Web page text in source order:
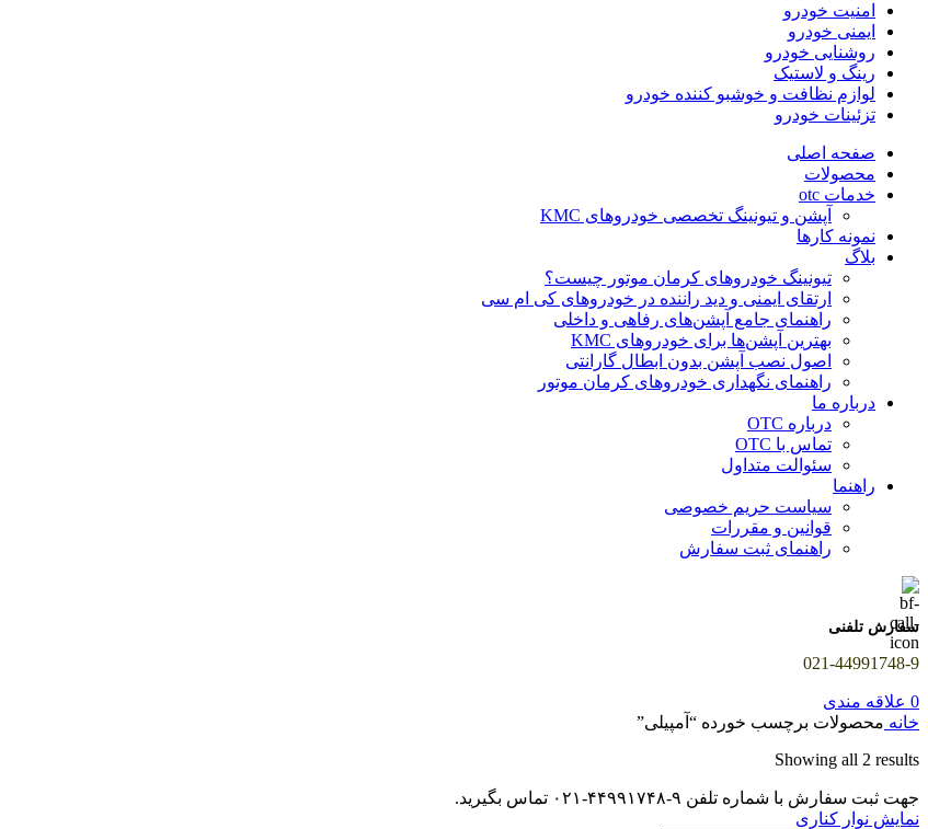
امنیت خودرو
ایمنی خودرو
روشنایی خودرو
رینگ و لاستیک
لوازم نظافت و خوشبو کننده خودرو
تزئینات خودرو
صفحه اصلی
محصولات
خدمات otc
آپشن و تیونینگ تخصصی خودروهای KMC
نمونه کارها
بلاگ
تیونینگ خودروهای کرمان موتور چیست؟
ارتقای ایمنی و دید راننده در خودروهای کی ام سی
راهنمای جامع آپشن‌های رفاهی و داخلی
بهترین آپشن‌ها برای خودروهای KMC
اصول نصب آپشن بدون ابطال گارانتی
راهنمای نگهداری خودروهای کرمان موتور
درباره ما
درباره OTC
تماس با OTC
سئوالت متداول
راهنما
سیاست حریم خصوصی
قوانین و مقررات
راهنمای ثبت سفارش
سفارش تلفنی
021-44991748-9
0 علاقه مندی
خانه محصولات برچسب خورده “آمپیلی”
Showing all 2 results
جهت ثبت سفارش با شماره تلفن ۹-۴۴۹۹۱۷۴۸-۰۲۱ تماس بگیرید.
نمایش نوار کناری